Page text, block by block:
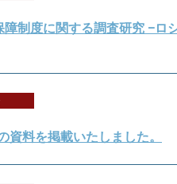
障制度に関する調査研究 −
料を掲載いたしました。